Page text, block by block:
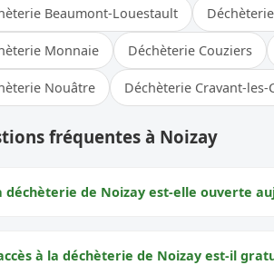
Beaumont-Louestault
Monnaie Déchèterie Couziers
Nouâtre Déchèterie Cravant-les-
fréquentes à Noizay
déchèterie de Noizay est-elle ouverte
à la déchèterie de Noizay est-il